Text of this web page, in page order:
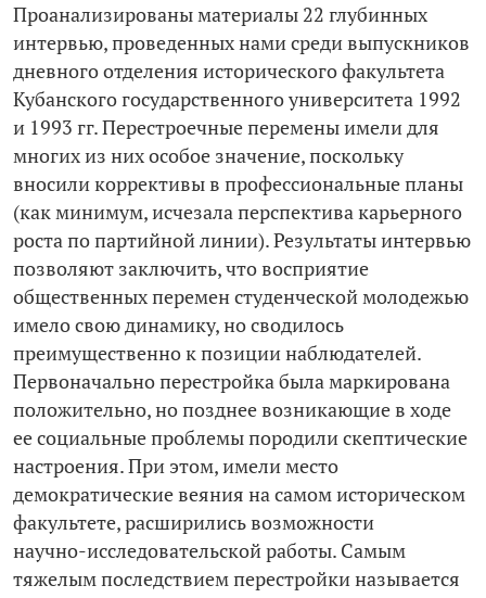
Проанализированы материалы 22 глубинных
интервью, проведенных нами среди выпускников
дневного отделения исторического факультета
Кубанского государственного университета 1992
и 1993 гг. Перестроечные перемены имели для
многих из них особое значение, поскольку
вносили коррективы в профессиональные планы
(как минимум, исчезала перспектива карьерного
роста по партийной линии). Результаты интервью
позволяют заключить, что восприятие
общественных перемен студенческой молодежью
имело свою динамику, но сводилось
преимущественно к позиции наблюдателей.
Первоначально перестройка была маркирована
положительно, но позднее возникающие в ходе
ее социальные проблемы породили скептические
настроения. При этом, имели место
демократические веяния на самом историческом
факультете, расширились возможности
научно-­исследовательской работы. Самым
тяжелым последствием перестройки называется